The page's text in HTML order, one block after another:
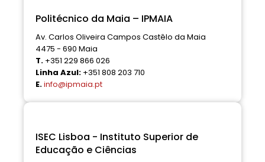
Politécnico da Maia – IPMAIA
Av. Carlos Oliveira Campos Castêlo da Maia
4475 - 690 Maia
T. +351 229 866 026
Linha Azul: +351 808 203 710
E.info@ipmaia.pt
ISEC Lisboa - Instituto Superior de
Educação e Ciências